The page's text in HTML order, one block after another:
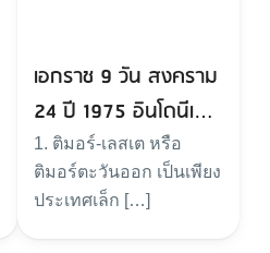
เอกราช 9 วัน สงคราม
24 ปี 1975 อินโดนีเซีย
บุกติมอร์ตะวันออก
1. ติมอร์-เลสเต หรือ
ติมอร์ตะวันออก เป็นเพียง
ประเทศเล็ก […]